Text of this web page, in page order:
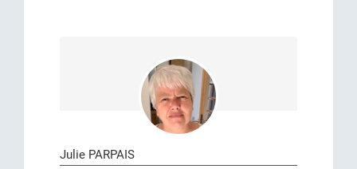
Julie PARPAIS